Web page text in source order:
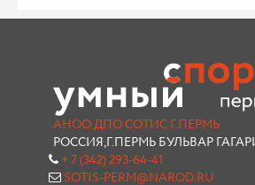
АНОО ДПО СОТИС Г.ПЕРМЬ
РОССИЯ,Г.ПЕРМЬ БУЛЬВАР
+ 7 (342) 293-64-41
SOTIS-PERM@NAROD.RU